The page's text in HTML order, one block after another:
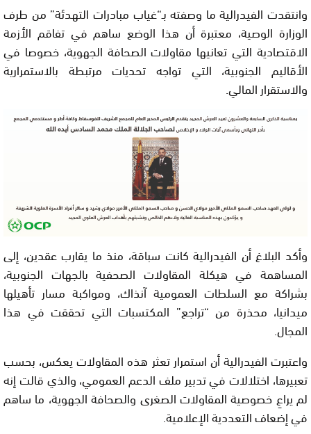
وانتقدت الفيدرالية ما وصفته بـ“غياب مبادرات التهدئة” من طرف
الوزارة الوصية، معتبرة أن هذا الوضع ساهم في تفاقم الأزمة
الاقتصادية التي تعانيها مقاولات الصحافة الجهوية، خصوصا في
الأقاليم الجنوبية، التي تواجه تحديات مرتبطة بالاستمرارية
والاستقرار المالي.
وأكد البلاغ أن الفيدرالية كانت سباقة، منذ ما يقارب عقدين، إلى
المساهمة في هيكلة المقاولات الصحفية بالجهات الجنوبية،
بشراكة مع السلطات العمومية آنذاك، ومواكبة مسار تأهيلها
ميدانيا، محذرة من “تراجع” المكتسبات التي تحققت في هذا
المجال.
واعتبرت الفيدرالية أن استمرار تعثر هذه المقاولات يعكس، بحسب
تعبيرها، اختلالات في تدبير ملف الدعم العمومي، والذي قالت إنه
لم يراعِ خصوصية المقاولات الصغرى والصحافة الجهوية، ما ساهم
في إضعاف التعددية الإعلامية.